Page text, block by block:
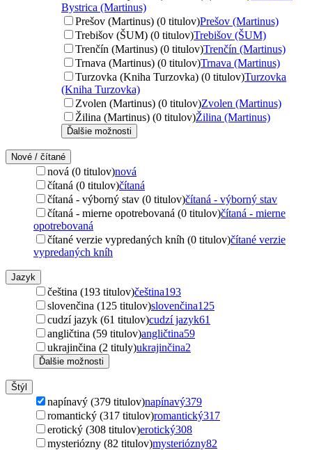
Bystrica (Martinus)
Prešov (Martinus) (0 titulov)Prešov (Martinus)
Trebišov (ŠUM) (0 titulov)Trebišov (ŠUM)
Trenčín (Martinus) (0 titulov)Trenčín (Martinus)
Trnava (Martinus) (0 titulov)Trnava (Martinus)
Turzovka (Kniha Turzovka) (0 titulov)Turzovka
(Kniha Turzovka)
Zvolen (Martinus) (0 titulov)Zvolen (Martinus)
Žilina (Martinus) (0 titulov)Žilina (Martinus)
Ďalšie možnosti
Nové / čítané
nová (0 titulov)nová
čítaná (0 titulov)čítaná
čítaná - výborný stav (0 titulov)čítaná - výborný stav
čítaná - mierne opotrebovaná (0 titulov)čítaná - mierne
opotrebovaná
čítané verzie vypredaných kníh (0 titulov)čítané verzie
vypredaných kníh
Jazyk
čeština (193 titulov)čeština193
slovenčina (125 titulov)slovenčina125
cudzí jazyk (61 titulov)cudzí jazyk61
angličtina (59 titulov)angličtina59
ukrajinčina (2 tituly)ukrajinčina2
Ďalšie možnosti
Štýl
napínavý (379 titulov)napínavý379
romantický (317 titulov)romantický317
erotický (308 titulov)erotický308
mysteriózny (82 titulov)mysteriózny82